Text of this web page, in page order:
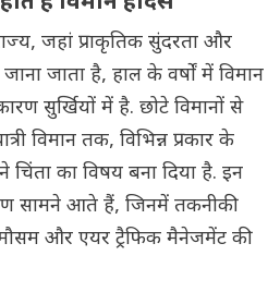
जहां प्राकृतिक सुंदरता और
जाता है, हाल के वर्षों में विमान
सुर्खियों में है. छोटे विमानों से
विमान तक, विभिन्न प्रकार के
चिंता का विषय बना दिया है. इन
सामने आते हैं, जिनमें तकनीकी
मौसम और एयर ट्रैफिक मैनेजमेंट की